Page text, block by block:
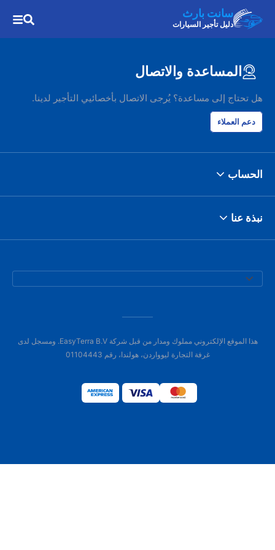
سانت بارث
دليل تأجير السيارات
المساعدة والاتصال
هل تحتاج إلى مساعدة؟ يُرجى الاتصال بأخصائيي التأجير لدينا.
دعم العملاء
الحساب
نبذة عنا
هذا الموقع الإلكتروني مملوك ومدار من قبل شركة EasyTerra B.V. ومسجل لدى
غرفة التجارة ليوواردن، هولندا، رقم 01104443